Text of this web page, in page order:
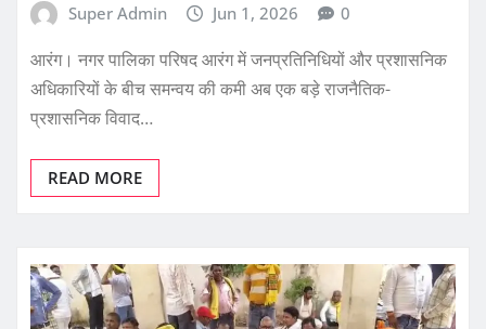
Super Admin Jun 1, 2026 0
आरंग। नगर पालिका परिषद आरंग में जनप्रतिनिधियों और प्रशासनिक
अधिकारियों के बीच समन्वय की कमी अब एक बड़े राजनैतिक-
प्रशासनिक विवाद…
READ MORE